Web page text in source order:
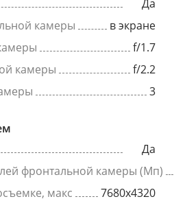
Да
камеры
в экране
f/1.7
камеры
f/2.2
3
Да
фронтальной камеры (Мп)
макс
7680x4320